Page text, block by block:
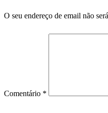
O seu endereço de email não
Comentário *